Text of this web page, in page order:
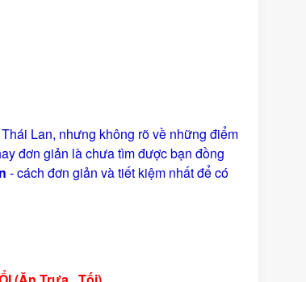
Lan, nhưng không rõ về những điểm
đơn giản là chưa tìm được bạn đồng
- cách đơn giản và tiết kiệm nhất để có